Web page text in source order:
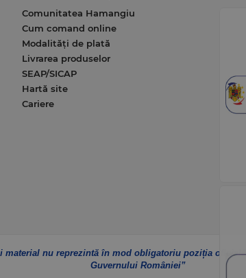
Comunitatea Hamangiu
Cum comand online
Modalități de plată
Livrarea produselor
SEAP/SICAP
Hartă site
Cariere
material nu reprezintă în mod obligatoriu poziția
Guvernului României”